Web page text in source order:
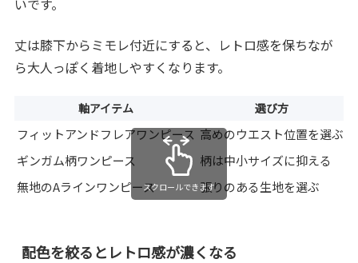
いです。
丈は膝下からミモレ付近にすると、レトロ感を保ちなが
ら大人っぽく着地しやすくなります。
軸アイテム 選び方
フィットアンドフレアワンピース 高めのウエスト位置を選ぶ
ギンガム柄ワンピース
柄は中小サイズに抑える
無地のAラインワンピース
張りのある生地を選ぶ
スクロールできます
配色を絞るとレトロ感が濃くなる